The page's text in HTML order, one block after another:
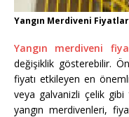
Yangın Merdiveni
Yangın merdiveni
değişiklik gösterebilir.
fiyatı etkileyen en
veya galvanizli çelik gibi
yangın merdivenleri,